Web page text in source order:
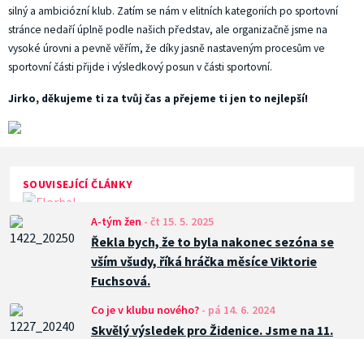
silný a ambiciózní klub. Zatím se nám v elitních kategoriích po sportovní
stránce nedaří úplně podle našich představ, ale organizačně jsme na
vysoké úrovni a pevně věřím, že díky jasně nastaveným procesům ve
sportovní části přijde i výsledkový posun v části sportovní.
Jirko, děkujeme ti za tvůj čas a přejeme ti jen to nejlepší!
SOUVISEJÍCÍ ČLÁNKY
A-tým žen - čt 15. 5. 2025
Řekla bych, že to byla nakonec sezóna se
vším všudy, říká hráčka měsíce Viktorie
Fuchsová.
Co je v klubu nového? - pá 14. 6. 2024
Skvělý výsledek pro Židenice. Jsme na 11.